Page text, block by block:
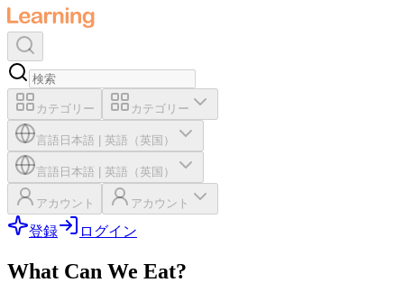
カテゴリー カテゴリー
言語 日本語 英語（英国）
言語 日本語 英語（英国）
アカウント アカウント
登録 ログイン
What Can We Eat?